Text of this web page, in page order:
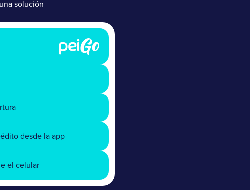
solución
desde la app
el celular